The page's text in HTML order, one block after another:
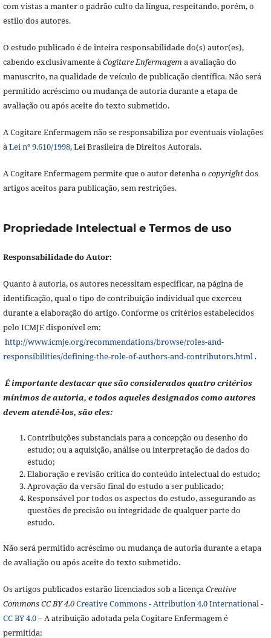
com vistas a manter o padrão culto da língua, respeitando, porém, o
estilo dos autores.
O estudo publicado é de inteira responsabilidade do(s) autor(es),
cabendo exclusivamente àCogitare Enfermagema avaliação do
manuscrito, na qualidade de veículo de publicação científica. Não será
permitido acréscimo ou mudança de autoria durante a etapa de
avaliação ou após aceite do texto submetido.
A Cogitare Enfermagem não se responsabiliza por eventuais violações
àLei nº 9.610/1998, Lei Brasileira de Direitos Autorais.
A Cogitare Enfermagem permite que o autor detenha o copyrightdos
artigos aceitos para publicação, sem restrições.
Propriedade Intelectual e Termos de uso
Responsabilidade do Autor:
Quanto à autoria, os autores necessitam especificar, na página de
identificação, qual o tipo de contribuição individual que exerceu
durante a elaboração do artigo. Conforme os critérios estabelecidos
pelo ICMJE disponível em:
http://www.icmje.org/recommendations/browse/roles-and-
responsibilities/defining-the-role-of-authors-and-contributors.html.
É importante destacar que são considerados quatro critérios
mínimos de autoria, e todos aqueles designados como autores
devem atendê-los, são eles:
Contribuições substanciais para a concepção ou desenho do
estudo; ou a aquisição, análise ou interpretação de dados do
estudo;
Elaboração e revisão crítica do conteúdo intelectual do estudo;
Aprovação da versão final do estudo a ser publicado;
Responsável por todos os aspectos do estudo, assegurando as
questões de precisão ou integridade de qualquer parte do
estudo.
Não será permitido acréscimo ou mudança de autoria durante a etapa
de avaliação ou após aceite do texto submetido.
Os artigos publicados estarão licenciados sob a licençaCreative
Commons CC BY 4.0Creative Commons - Attribution 4.0 International -
CC BY 4.0– A atribuição adotada pela Cogitare Enfermagem é
permitida: